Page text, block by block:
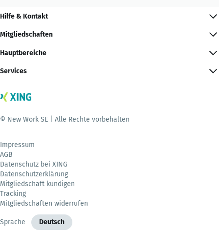
Hilfe & Kontakt
Mitgliedschaften
Hauptbereiche
Services
© New Work SE | Alle Rechte vorbehalten
Impressum
AGB
Datenschutz bei XING
Datenschutzerklärung
Mitgliedschaft kündigen
Tracking
Mitgliedschaften widerrufen
Sprache Deutsch